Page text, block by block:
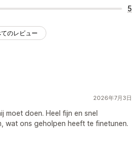
5
のレビュー
2026年7月3日
moet doen. Heel fijn en snel
wat ons geholpen heeft te finetunen.